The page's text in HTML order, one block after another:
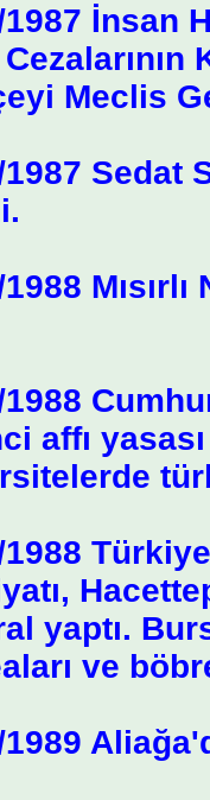
1987 İnsan
Meclis
1987 Sedat
1988
affı
1988
yaptı.
ve